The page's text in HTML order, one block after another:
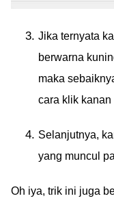
Jika ternyata
berwarna
maka
cara klik
Selanjutnya,
yang muncul
Oh iya, trik ini juga